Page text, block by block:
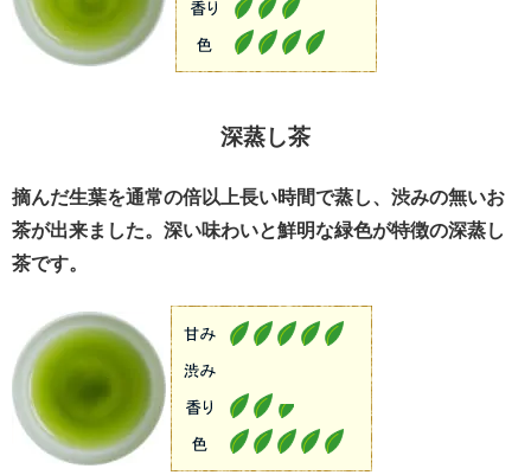
深蒸し茶
摘んだ生葉を通常の倍以上長い時間で蒸し、渋みの無いお
茶が出来ました。深い味わいと鮮明な緑色が特徴の深蒸し
茶です。